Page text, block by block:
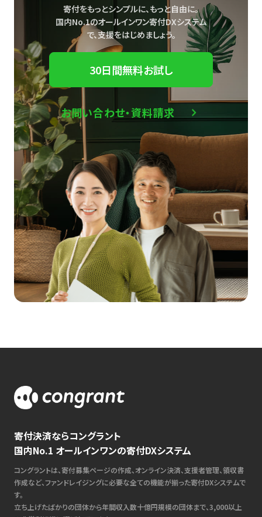
寄付をもっとシンプルに、もっと自由に。
国内No.1のオールインワン寄付DXシステム
で、支援をはじめましょう。
30日間無料お試し
お問い合わせ・資料請求
寄付決済ならコングラント
国内No.1 オールインワンの寄付DXシステム
コングラントは、寄付募集ページの作成、オンライン決済、支援者管理、領収書
作成など、ファンドレイジングに必要な全ての機能が揃った寄付DXシステムで
す。
立ち上げたばかりの団体から年間収入数十億円規模の団体まで、3,000以上